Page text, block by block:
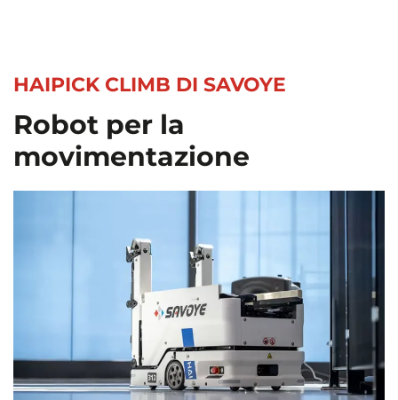
HAIPICK CLIMB DI SAVOYE
Robot per la
movimentazione